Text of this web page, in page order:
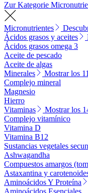
Zur Kategorie
Micronutrientes
Ácidos grasos y aceites
Ácidos grasos omega 3
Aceite de pescado
Aceite de algas
Minerales
Mostrar los
Complejo mineral
Magnesio
Hierro
Vitaminas
Mostrar los
Complejo vitamínico
Vitamina D
Vitamina B12
Sustancias vegetales
Ashwagandha
Compuestos amargos
Astaxantina y
Aminoácidos Y Proteína